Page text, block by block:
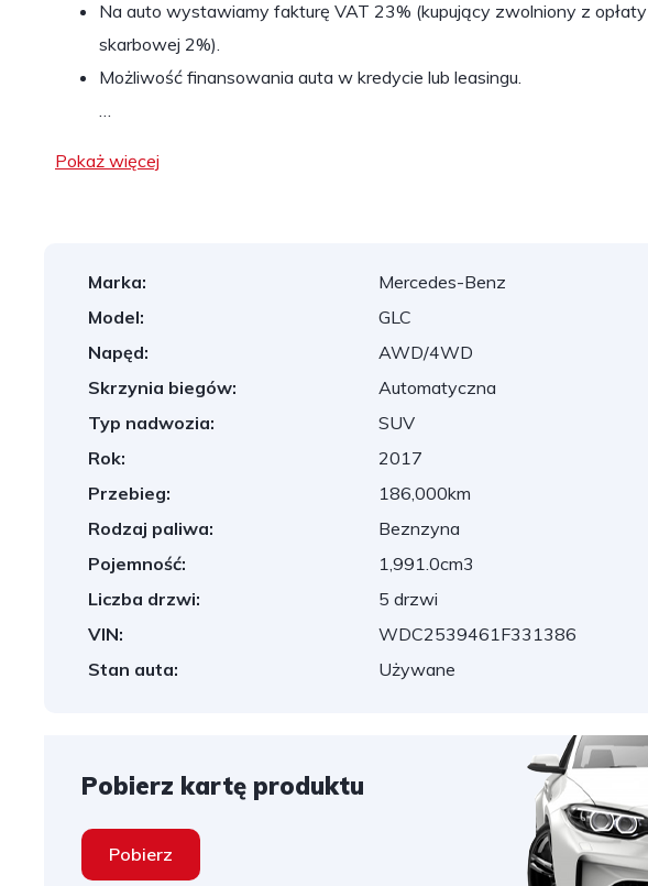
Na auto wystawiamy fakturę VAT 23% (kupujący zwolniony z opłaty
skarbowej 2%).
Możliwość finansowania auta w kredycie lub leasingu.
Pokaż więcej
Marka:
Mercedes-Benz
Model:
GLC
Napęd:
AWD/4WD
Skrzynia biegów:
Automatyczna
Typ nadwozia:
SUV
Rok:
2017
Przebieg:
186,000km
Rodzaj paliwa:
Beznzyna
Pojemność:
1,991.0cm3
Liczba drzwi:
5 drzwi
VIN:
WDC2539461F331386
Stan auta:
Używane
Pobierz kartę produktu
Pobierz